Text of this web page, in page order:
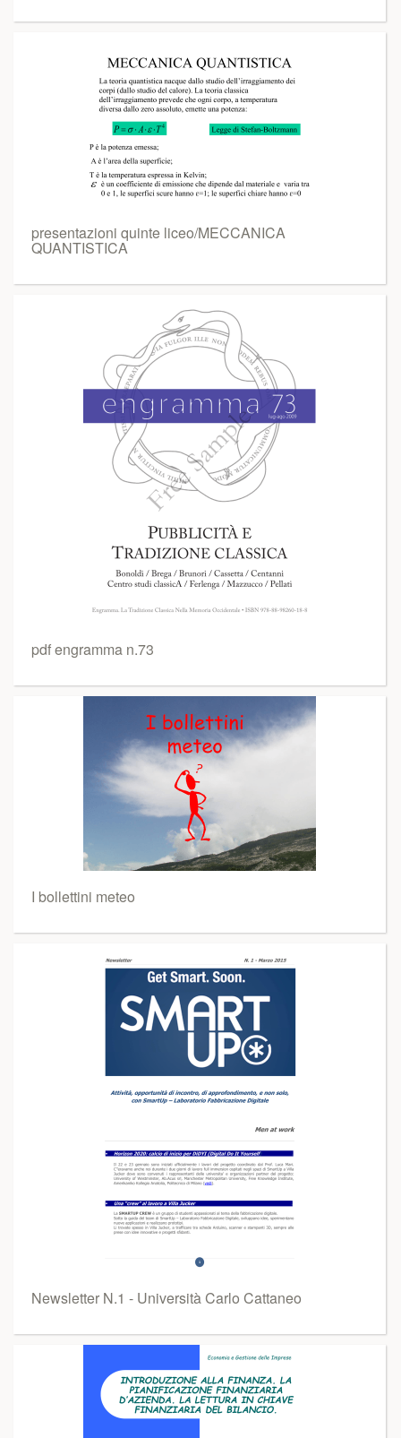
presentazioni quinte liceo/MECCANICA
QUANTISTICA
pdf engramma n.73
I bollettini meteo
Newsletter N.1 - Università Carlo Cattaneo